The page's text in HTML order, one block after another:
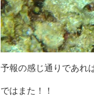
予報の感じ通りであれ
ではまた！！